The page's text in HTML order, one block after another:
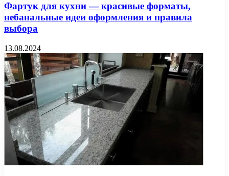
Фартук для кухни — красивые форматы,
небанальные идеи оформления и правила
выбора
13.08.2024